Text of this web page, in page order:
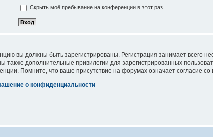
Скрыть моё пребывание на конференции в этот раз
вы должны быть зарегистрированы. Регистрация занимает всего
также дополнительные привилегии для зарегистрированных
Помните, что ваше присутствие на форумах означает согласие со
о конфиденциальности